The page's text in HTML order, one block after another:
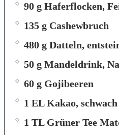
90 g Haferflocken,
135 g Cashewbruch
480 g Datteln,
50 g Mandeldrink,
60 g Gojibeeren
1 EL Kakao,
1 TL Grüner Tee